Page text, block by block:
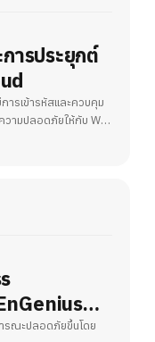
ารประยุกต์
ารเข้ารหัสและควบคุม
วามปลอดภัยให้กับ Wi-
ดภัย Wi-Fi
ารณะปลอดภัยขึ้นโดย